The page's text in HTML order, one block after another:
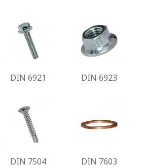
DIN 6921 DIN 6923
DIN 7504 DIN 7603